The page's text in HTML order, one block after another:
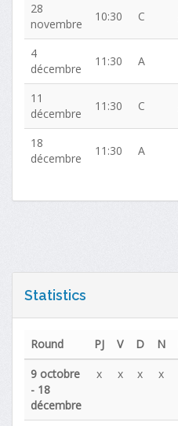
28
novembre
10:30 C
4
décembre
11:30 A
11
décembre
11:30 C
18
décembre
11:30 A
Statistics
Round PJ V D N
9 octobre
- 18
décembre
x x x x